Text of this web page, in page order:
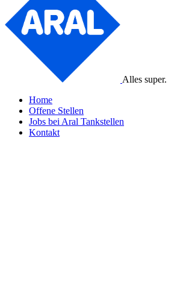
Alles super.
Home
Offene Stellen
Jobs bei Aral Tankstellen
Kontakt